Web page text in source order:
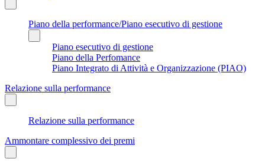
Piano della performance/Piano esecutivo di gestione
Piano esecutivo di gestione
Piano della Perfomance
Piano Integrato di Attività e Organizzazione (PIAO)
Relazione sulla performance
Relazione sulla performance
Ammontare complessivo dei premi